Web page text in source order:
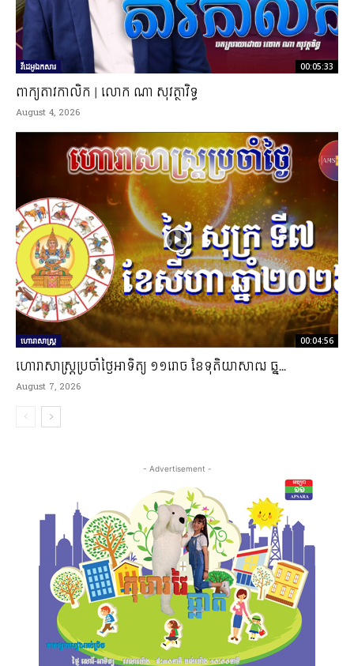
វីដេអូឯកសារ 00:05:33
ពាក្យតាវកាលិក | លោក ណា សុវត្ថាវិទ្ធ
August 4, 2026
ហោរាសាស្ត្រ 00:04:56
ហោរាសាស្រ្តប្រចាំថ្ងៃអាទិត្យ ១១រោច ខែទុតិយាសាឍ ឆ្ន...
August 7, 2026
- Advertisement -